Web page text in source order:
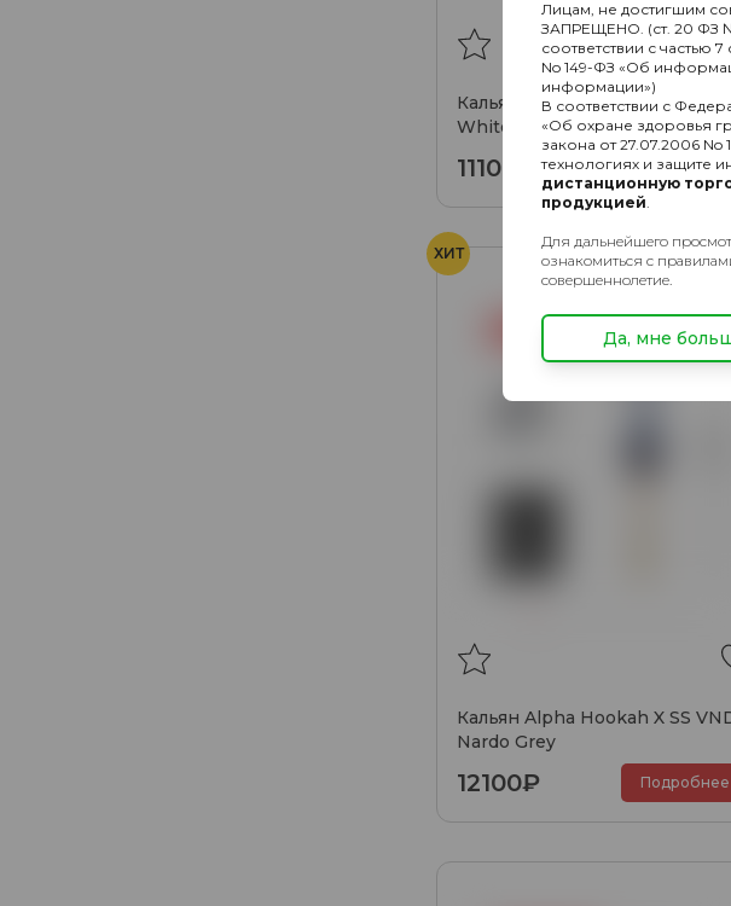
Кальян Alpha Hookah Beat
White Gold (без колбы)
11100₽ Подробнее
ХИТ
Кальян Alpha Hookah X SS
Nardo Grey
12100₽ Подробнее
Лицам, не достигшим
ЗАПРЕЩЕНО. (ст. 20 ФЗ
соответствии с частью
No 149-ФЗ «Об
информации»)
В соответствии с
«Об охране здоровья
закона от 27.07.2006
технологиях и защите
дистанционную
продукцией.
Для дальнейшего
ознакомиться с
совершеннолетие.
Да, мне